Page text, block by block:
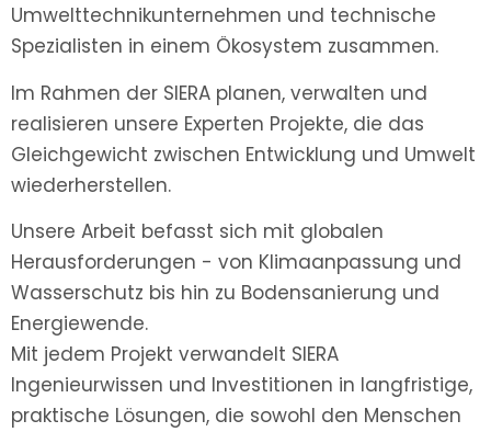
Umwelttechnikunternehmen und technische
Spezialisten in einem Ökosystem zusammen.
Im Rahmen der SIERA planen, verwalten und
realisieren unsere Experten Projekte, die das
Gleichgewicht zwischen Entwicklung und Umwelt
wiederherstellen.
Unsere Arbeit befasst sich mit globalen
Herausforderungen - von Klimaanpassung und
Wasserschutz bis hin zu Bodensanierung und
Energiewende.
Mit jedem Projekt verwandelt SIERA
Ingenieurwissen und Investitionen in langfristige,
praktische Lösungen, die sowohl den Menschen